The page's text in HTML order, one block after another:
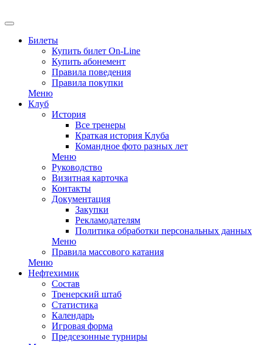
Билеты
Купить билет On-Line
Купить абонемент
Правила поведения
Правила покупки
Меню
Клуб
История
Все тренеры
Краткая история Клуба
Командное фото разных лет
Меню
Руководство
Визитная карточка
Контакты
Документация
Закупки
Рекламодателям
Политика обработки персональных данных
Меню
Правила массового катания
Меню
Нефтехимик
Состав
Тренерский штаб
Статистика
Календарь
Игровая форма
Предсезонные турниры